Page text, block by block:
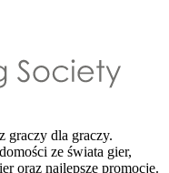
graczy dla graczy.
ze świata gier,
oraz najlepsze promocje.